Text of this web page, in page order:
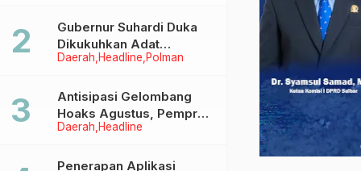
Menggapai Cita-Cita
Daerah Headline Polman
Gubernur Suhardi Duka
Dikukuhkan Adat
Balanipa, Raih Gelar Sulo
Daerah Headline
Antisipasi Gelombang
Hoaks Agustus, Pemprov
Sulbar Ajak Warga Jaga
Penerapan Aplikasi